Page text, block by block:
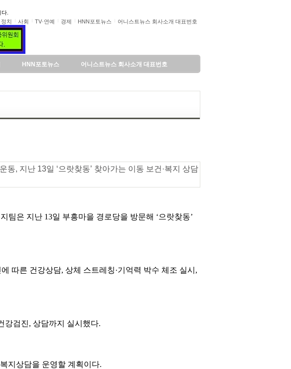
.
정치 사회 TV·연예 경제 HNN포토뉴스 어니스트뉴스 회사소개 대표번호
HNN포토뉴스 어니스트뉴스 회사소개 대표번호
동, 지난 13일 ‘으랏찾동’ 찾아가는 이동 보건·복지 상담
은 지난 13일 부흥마을 경로당을 방문해 ‘으랏찾동’
따른 건강상담, 상체 스트레칭·기억력 박수 체조 실시,
강검진, 상담까지 실시했다.
지상담을 운영할 계획이다.